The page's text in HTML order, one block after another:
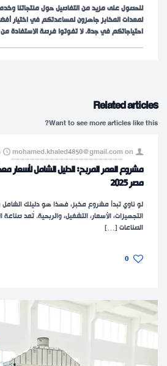
للحصول على مزيد من التفاصيل حول منتجاتنا
لمعدات المخابز جاهزون لمساعدتكم في اختيار
احتياجاتكم في جدة. لا تفوتوا فرصة الاستفادة من
Related articles
Want to see more articles like this?
mohamed.khaled4850@gmail.comon
مشروع العمر المربح: الدليل الشامل لأسعار
مصر 2025
لو ناوي تبدأ مشروع مخبز، فهذا هو دليلك
التجهيزات، الأسعار، التشغيل، والربحية.​ تُعد
الصناعات[…]
0